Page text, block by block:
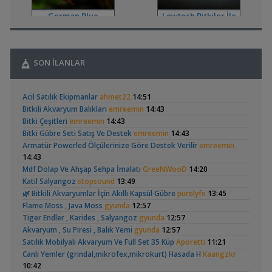
Co2 Dolum YeriDuboisi_,
Tür ÖnerisiAhmet53,19:52
Akvaryum Tanıtımı
Frontoza Cinsiyetakvaradam,17:34
Ciklet Balığı Boy AldırmaYgghjh, 17:00
Yeni Üye Forumu
Basit Melek Ve Cuce Vatoz Akvaryumu (200 Litre)
14:01
Akvaryum Tanıtımı
Karidesler Sobo Sf 550f Filtre İçine Kaçabilir Mi
Omurgasızlar
Bitkili Akvaryuma İlk Adımsaturday
Yeni Üye Forumu
👋 Yeni Gelenler Buradan Merhaba Desin
Yeni Üye Forumu
Büyükşehir Belediyesi Çalışıyor,gece 3 😊
10:09
Yeni Üye Forumu
Bitkili Tankda Led Kullanımı
German Blue
Ramirezi
Head Üreme Süreci
Vlog
Apistogramma
Hongsloi Çiftim Ve
Yavruları
(4)
Betta Antuta
Lowtech Bitkiler İle
Hobiye Dönüş
Akvaryumu
Leonardit Zeminli
Akvaryum Kurulumu(4)
SON İLANLAR
Acil Satılık Ekipmanlar ahmet22 14:51
Bitkili Akvaryum Balıkları emreemin 14:43
Bitki Çeşitleri emreemin 14:43
Bitki Gübre Seti Satış Ve Destekemreemin 14:43
Armatür Powerled Ölçülerinize Göre Destek Veriliremreemin
14:43
Mdf Dolap Ve Ahşap Sehpa İmalatı GreeNWooD 14:20
Katil Salyangoz stopsound 13:49
🌿 Bitkili Akvaryumlar İçin Akıllı Kapsül Gübre purelyfe 13:45
Flame Moss , Java Moss gyunda 12:57
Tiger Endler , Karides , Salyangoz gyunda 12:57
Akvaryum , Su Piresi , Balık Yemi gyunda 12:57
Satılık Mobilyalı Akvaryum Ve Full Set 35 Küp Aporetti 11:21
Canlı Yemler (grindal,mikrofex,mikrokurt) Hasada H Kaangzkr
10:42